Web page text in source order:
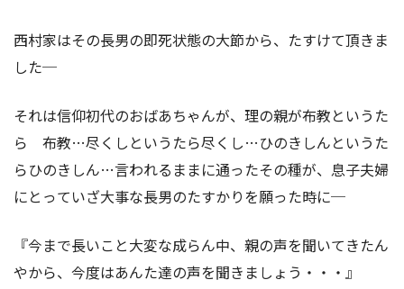
西村家はその長男の即死状態の大節から、たすけて頂きま
した─
それは信仰初代のおばあちゃんが、理の親が布教というた
ら 布教…尽くしというたら尽くし…ひのきしんというた
らひのきしん…言われるままに通ったその種が、息子夫婦
にとっていざ大事な長男のたすかりを願った時に─
『今まで長いこと大変な成らん中、親の声を聞いてきたん
やから、今度はあんた達の声を聞きましょう・・・』